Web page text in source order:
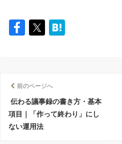
前のページへ
伝わる議事録の書き方・基本
項目｜「作って終わり」にし
ない運用法